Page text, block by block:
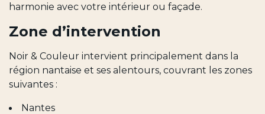
harmonie avec votre intérieur ou façade.
Zone d’intervention
Noir & Couleur intervient principalement dans la
région nantaise et ses alentours, couvrant les zones
suivantes :
Nantes